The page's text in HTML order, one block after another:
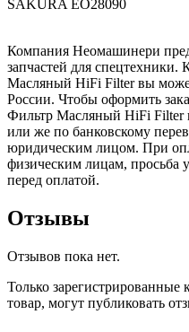
SAKURA EO28090
Компания Неомашинери
запчастей для спецтехники.
Масляный HiFi Filter вы
России. Чтобы оформить
Фильтр Масляный HiFi Filter
или же по банковскому
юридическим лицом. При
физическим лицам, просьба
перед оплатой.
Отзывы
Отзывов пока нет.
Только
товар, могут публиковать